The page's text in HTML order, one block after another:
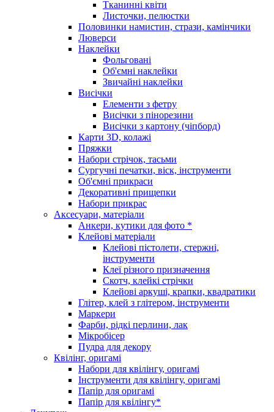
Тканинні квіти
Листочки, пелюстки
Половинки намистин, стрази, камінчики
Люверси
Наклейки
Фольговані
Об'ємні наклейки
Звичайні наклейки
Висічки
Елементи з фетру
Висічки з пінорезини
Висічки з картону (чіпборд)
Карти 3D, колажі
Пряжки
Набори стрічок, тасьми
Сургучні печатки, віск, інструменти
Об'ємні прикраси
Декоративні прищепки
Набори прикрас
Аксесуари, матеріали
Анкери, кутики для фото *
Клейові матеріали
Клейові пістолети, стержні,
інструменти
Клеї різного призначення
Скотч, клейкі стрічки
Клейові аркуші, крапки, квадратики
Глітер, клей з глітером, інструменти
Маркери
Фарби, рідкі перлини, лак
Мікробісер
Пудра для декору
Квілінг, оригамі
Набори для квілінгу, оригамі
Інструменти для квілінгу, оригамі
Папір для оригамі
Папір для квілінгу*